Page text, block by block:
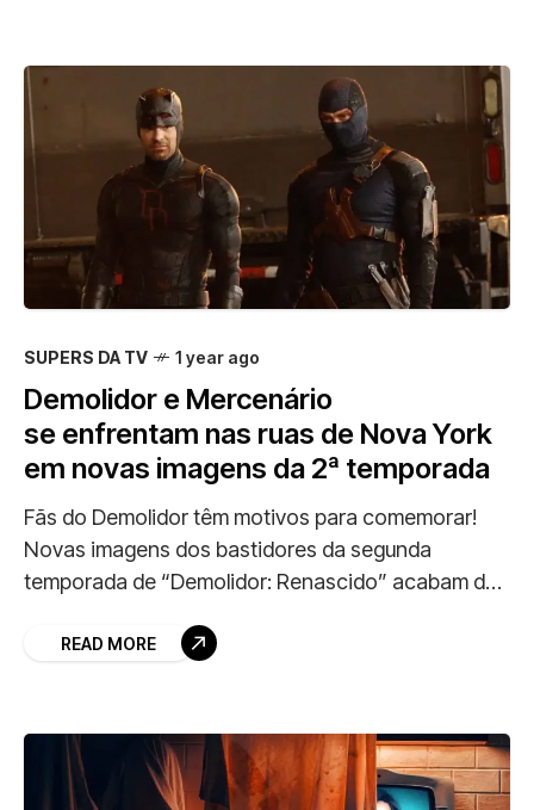
SUPERS DA TV 1 year ago
Demolidor e Mercenário
se enfrentam nas ruas de Nova York
em novas imagens da 2ª temporada
Fãs do Demolidor têm motivos para comemorar!
Novas imagens dos bastidores da segunda
temporada de “Demolidor: Renascido” acabam de
revelando cenas de ação entre Matt Murdock
READ MORE